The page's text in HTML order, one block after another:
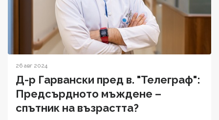
26 авг 2024
Д-р Гарвански пред в. "Телеграф":
Предсърдното мъждене –
спътник на възрастта?